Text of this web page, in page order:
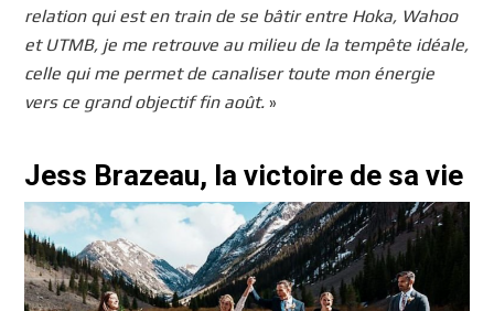
relation qui est en train de se bâtir entre Hoka, Wahoo
et UTMB, je me retrouve au milieu de la tempête idéale,
celle qui me permet de canaliser toute mon énergie
vers ce grand objectif fin août. »
Jess Brazeau, la victoire de sa vie